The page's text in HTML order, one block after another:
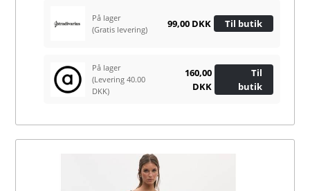
På lager
(Gratis levering)
99,00 DKK Til butik
På lager
(Levering 40.00
DKK)
160,00
DKK
Til
butik